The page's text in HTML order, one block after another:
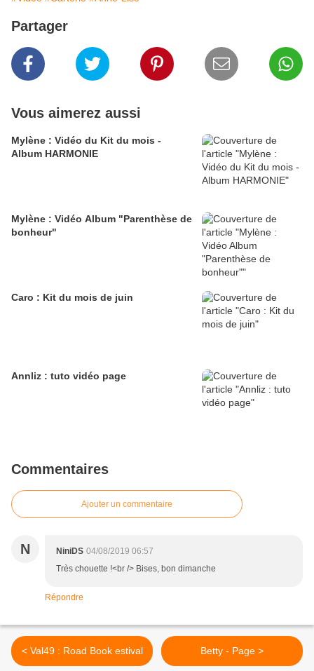
Partager
Vous aimerez aussi
Mylène : Vidéo du Kit du mois -
Album HARMONIE
Mylène : Vidéo Album "Parenthèse de
bonheur"
Caro : Kit du mois de juin
Annliz : tuto vidéo page
Commentaires
Ajouter un commentaire
N NiniDS 04/08/2019 06:57
Très chouette !<br /> Bises, bon dimanche
Répondre
< Val49 : Road Book estival Betty - Page >